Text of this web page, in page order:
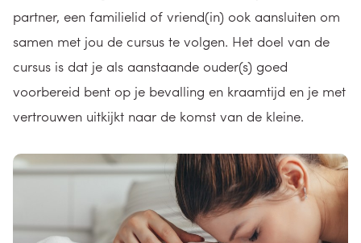
partner, een familielid of vriend(in) ook aansluiten om
samen met jou de cursus te volgen. Het doel van de
cursus is dat je als aanstaande ouder(s) goed
voorbereid bent op je bevalling en kraamtijd en je met
vertrouwen uitkijkt naar de komst van de kleine.